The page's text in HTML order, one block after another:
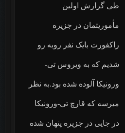
طی گزارش اولین
مأموریتمان در جزیره
راکفورت بایک نفر روبه رو
شدیم که به ویروس تی-
ورونیکا آلوده شده بود.به نظر
میرسه که قارچ تی-ورونیکا
در جایی در جزیره پنهان شده